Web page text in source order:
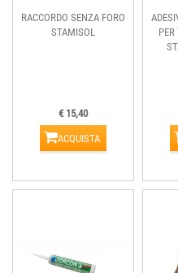
RACCORDO SENZA FORO
STAMISOL
€ 15,40
ACQUISTA
PER